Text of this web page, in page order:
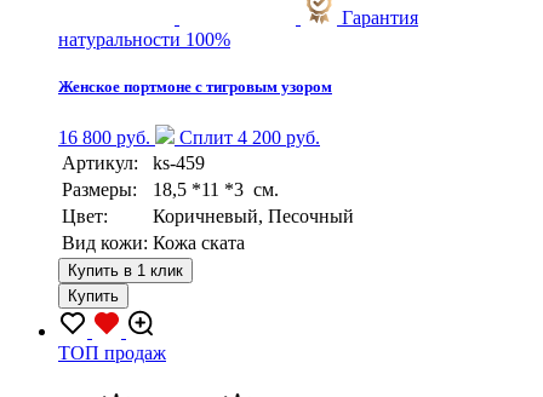
Гарантия
натуральности 100%
Женское портмоне с тигровым узором
16 800 руб.
Сплит 4 200 руб.
Артикул:
ks-459
Размеры:
18,5 *11 *3 см.
Цвет:
Коричневый, Песочный
Вид кожи: Кожа ската
Купить в 1 клик
Купить
TOП продаж